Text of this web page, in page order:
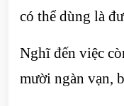
có thể dùng là
Nghĩ đến việc
mười ngàn vạn,